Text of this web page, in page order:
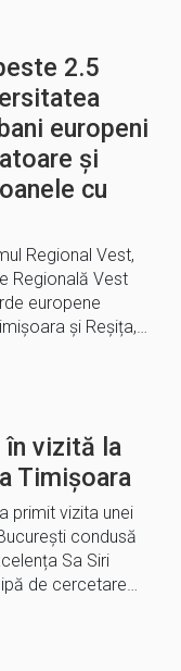
2.5
europeni
și
cu
Regional Vest,
Regională Vest
europene
și Reșița,…
în vizită la
Timișoara
primit vizita unei
condusă
Sa Siri
de cercetare…